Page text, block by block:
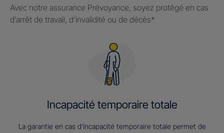
Avec notre assurance Prévoyance, soyez protégé en cas
d’arrêt de travail, d’invalidité ou de décès*
Incapacité temporaire totale
La garantie en cas d’incapacité temporaire totale permet de